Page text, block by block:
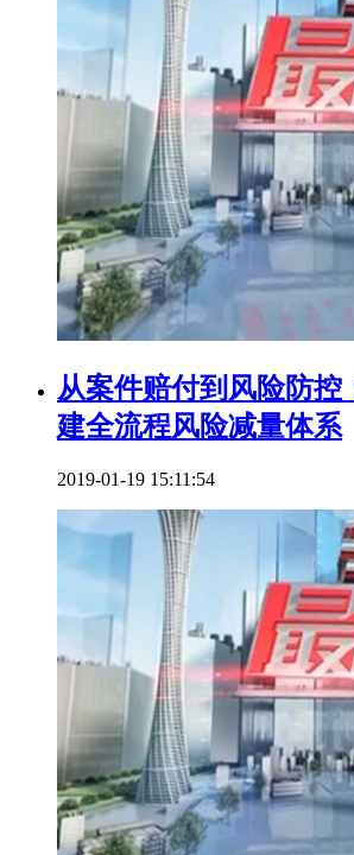
从案件赔付到风险防控
建全流程风险减量体系
2019-01-19 15:11:54